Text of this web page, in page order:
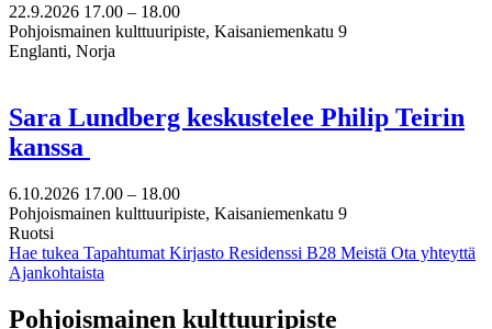
22.9.2026 17.00 – 18.00
Pohjoismainen kulttuuripiste, Kaisaniemenkatu 9
Englanti, Norja
Sara Lundberg keskustelee Philip Teirin
kanssa
6.10.2026 17.00 – 18.00
Pohjoismainen kulttuuripiste, Kaisaniemenkatu 9
Ruotsi
Hae tukea Tapahtumat Kirjasto Residenssi B28 Meistä Ota yhteyttä
Ajankohtaista
Facebook:
Instagram:
TikTok:
Youtube:
Vimeo:
Pohjoismainen kulttuuripiste